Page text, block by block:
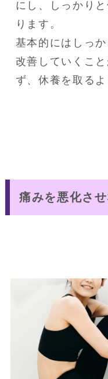
にし、しっかり
ります。
基本的にはしっ
改善していくこ
ず、休養を取るよ
痛みを悪化さ